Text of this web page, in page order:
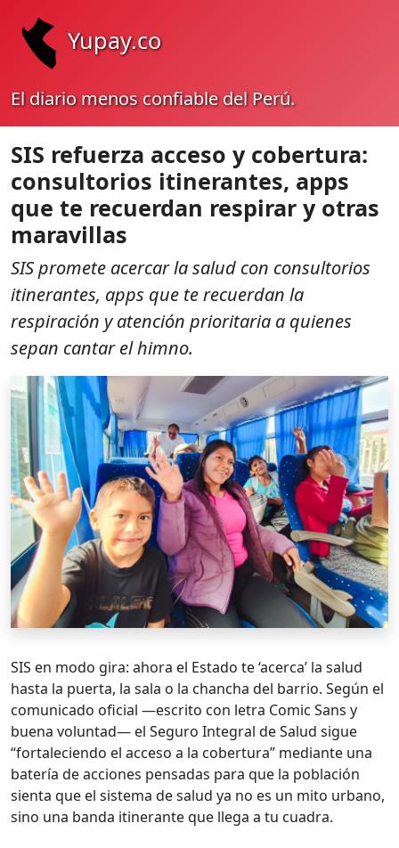
Yupay.co
El diario menos confiable del Perú.
SIS refuerza acceso y cobertura:
consultorios itinerantes, apps
que te recuerdan respirar y otras
maravillas
SIS promete acercar la salud con consultorios
itinerantes, apps que te recuerdan la
respiración y atención prioritaria a quienes
sepan cantar el himno.
SIS en modo gira: ahora el Estado te ‘acerca’ la salud
hasta la puerta, la sala o la chancha del barrio. Según el
comunicado oficial —escrito con letra Comic Sans y
buena voluntad— el Seguro Integral de Salud sigue
“fortaleciendo el acceso a la cobertura” mediante una
batería de acciones pensadas para que la población
sienta que el sistema de salud ya no es un mito urbano,
sino una banda itinerante que llega a tu cuadra.